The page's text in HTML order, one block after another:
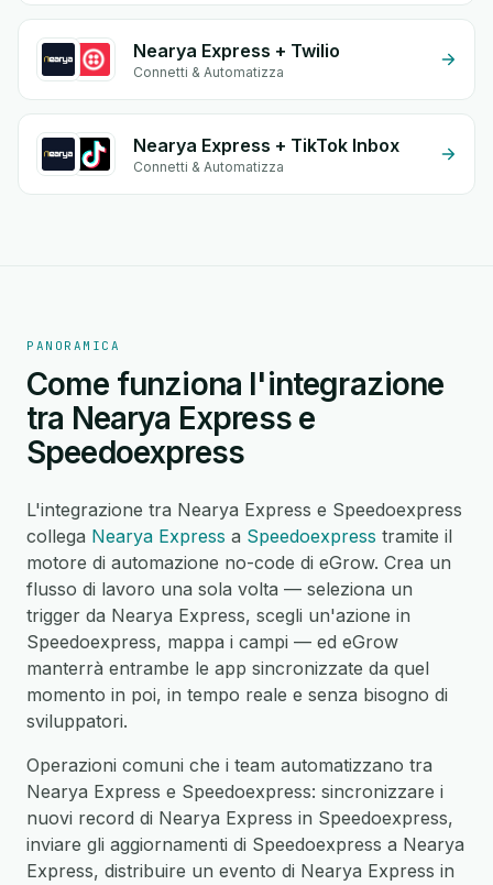
Nearya Express + Twilio
Connetti & Automatizza
Nearya Express + TikTok Inbox
Connetti & Automatizza
PANORAMICA
Come funziona l'integrazione
tra Nearya Express e
Speedoexpress
L'integrazione tra Nearya Express e Speedoexpress
collega Nearya Express a Speedoexpress tramite il
motore di automazione no-code di eGrow. Crea un
flusso di lavoro una sola volta — seleziona un
trigger da Nearya Express, scegli un'azione in
Speedoexpress, mappa i campi — ed eGrow
manterrà entrambe le app sincronizzate da quel
momento in poi, in tempo reale e senza bisogno di
sviluppatori.
Operazioni comuni che i team automatizzano tra
Nearya Express e Speedoexpress: sincronizzare i
nuovi record di Nearya Express in Speedoexpress,
inviare gli aggiornamenti di Speedoexpress a Nearya
Express, distribuire un evento di Nearya Express in